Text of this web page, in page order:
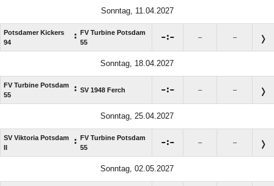
Sonntag, 11.04.2027
Potsdamer Kickers
94
: FV Turbine Potsdam
55
: – –
Sonntag, 18.04.2027
FV Turbine Potsdam
55
: SV 1948 Ferch : – –
Sonntag, 25.04.2027
SV Viktoria Potsdam
II
: FV Turbine Potsdam
55
: – –
Sonntag, 02.05.2027